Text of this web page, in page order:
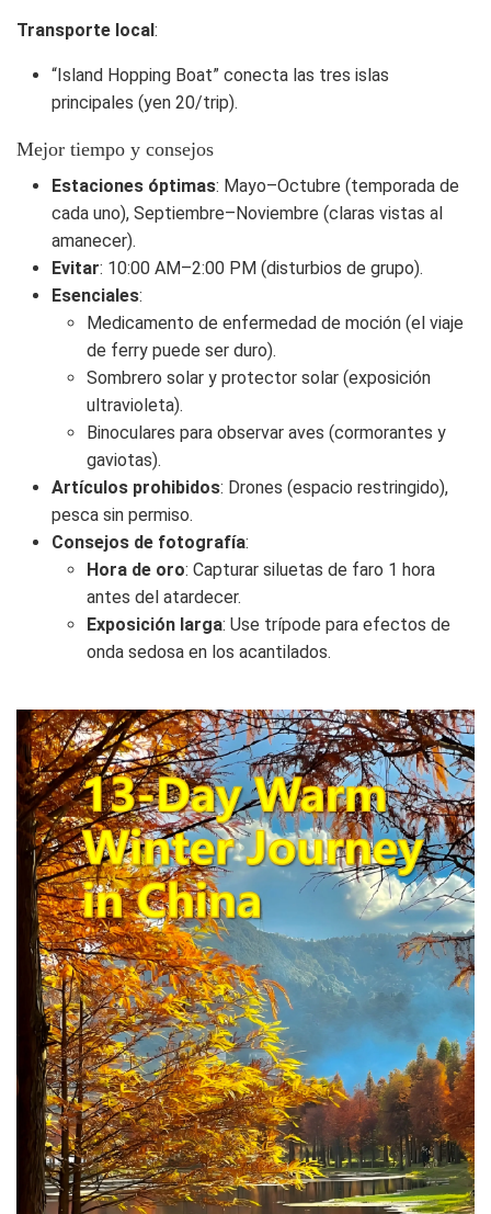
Transporte local:
“Island Hopping Boat” conecta las tres islas
principales (yen 20/trip).
Mejor tiempo y consejos
Estaciones óptimas: Mayo–Octubre (temporada de
cada uno), Septiembre–Noviembre (claras vistas al
amanecer).
Evitar: 10:00 AM–2:00 PM (disturbios de grupo).
Esenciales:
Medicamento de enfermedad de moción (el viaje
de ferry puede ser duro).
Sombrero solar y protector solar (exposición
ultravioleta).
Binoculares para observar aves (cormorantes y
gaviotas).
Artículos prohibidos: Drones (espacio restringido),
pesca sin permiso.
Consejos de fotografía:
Hora de oro: Capturar siluetas de faro 1 hora
antes del atardecer.
Exposición larga: Use trípode para efectos de
onda sedosa en los acantilados.